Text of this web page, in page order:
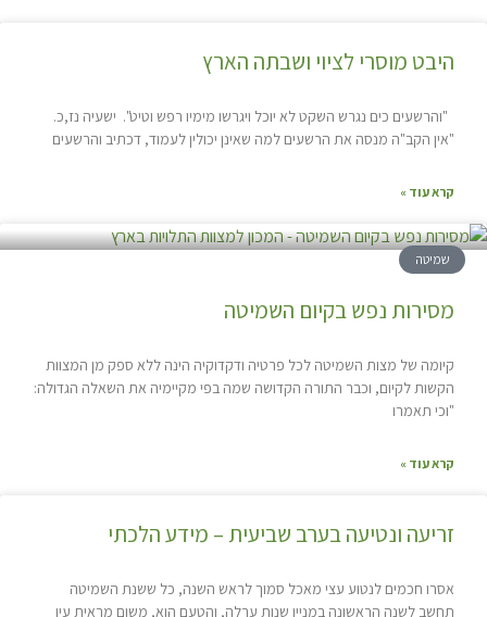
היבט מוסרי לציוי ושבתה הארץ
"והרשעים כים נגרש השקט לא יוכל ויגרשו מימיו רפש וטיט". ישעיה נז,כ.
"אין הקב"ה מנסה את הרשעים למה שאינן יכולין לעמוד, דכתיב והרשעים
קרא עוד »
שמיטה
מסירות נפש בקיום השמיטה
קיומה של מצות השמיטה לכל פרטיה ודקדוקיה הינה ללא ספק מן המצוות
הקשות לקיום, וכבר התורה הקדושה שמה בפי מקיימיה את השאלה הגדולה:
"וכי תאמרו
קרא עוד »
זריעה ונטיעה בערב שביעית – מידע הלכתי
אסרו חכמים לנטוע עצי מאכל סמוך לראש השנה, כל ששנת השמיטה
תחשב לשנה הראשונה במניין שנות ערלה, והטעם הוא, משום מראית עין